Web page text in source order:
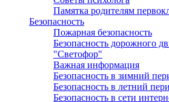
Памятка родителям
Безопасность
Пожарная безопасность
Безопасность дорожного
"Светофор"
Важная информация
Безопасность в зимний
Безопасность в летний
Безопасность в сети